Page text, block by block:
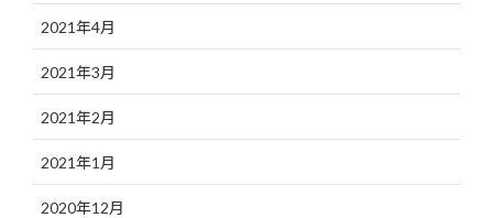
2021年4月
2021年3月
2021年2月
2021年1月
2020年12月